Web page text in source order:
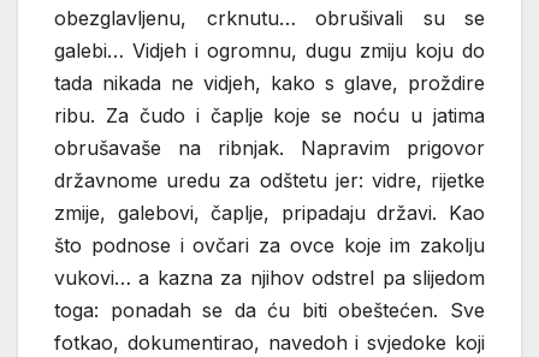
obezglavljenu, crknutu… obrušivali su se
galebi… Vidjeh i ogromnu, dugu zmiju koju do
tada nikada ne vidjeh, kako s glave, proždire
ribu. Za čudo i čaplje koje se noću u jatima
obrušavaše na ribnjak. Napravim prigovor
državnome uredu za odštetu jer: vidre, rijetke
zmije, galebovi, čaplje, pripadaju državi. Kao
što podnose i ovčari za ovce koje im zakolju
vukovi… a kazna za njihov odstrel pa slijedom
toga: ponadah se da ću biti obeštećen. Sve
fotkao, dokumentirao, navedoh i svjedoke koji